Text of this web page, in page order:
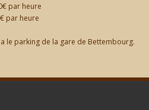
par heure
par heure
le parking de la gare de Bettembourg.